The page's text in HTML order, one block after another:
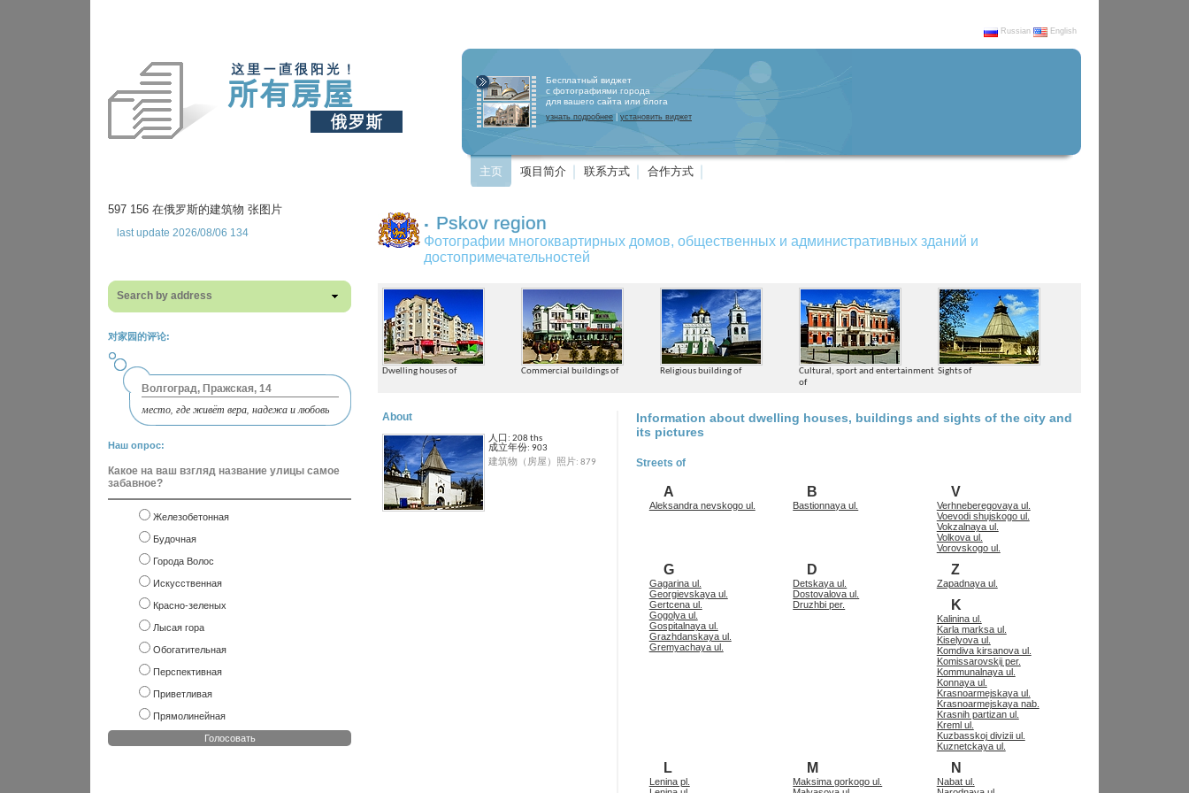
Russian English
Бесплатный виджет
с фотографиями города
для вашего сайта или блога
узнать подробнее установить виджет
主页 项目简介 联系方式 合作方式
597 156 在俄罗斯的建筑物 张图片
last update 2026/08/06 134
Search by address
对家园的评论:
Волгоград, Пражская, 14
место, где живёт вера, надежа и любовь
Наш опрос:
Какое на ваш взгляд название улицы самое
забавное?
Железобетонная
Будочная
Города Волос
Искусственная
Красно-зеленых
Лысая гора
Обогатительная
Перспективная
Приветливая
Прямолинейная
Голосовать
. Pskov region
Фотографии многоквартирных домов, общественных и административных зданий и
достопримечательностей
Dwelling houses of Commercial buildings of Religious building of
Cultural, sport and entertainment
of
Sights of
About
人口: 208 ths
成立年份: 903
建筑物（房屋）照片: 879
Information about dwelling houses, buildings and sights of the city and
its pictures
Streets of
A
Aleksandra nevskogo ul.
B
Bastionnaya ul.
V
Verhneberegovaya ul.
Voevodi shujskogo ul.
Vokzalnaya ul.
Volkova ul.
Vorovskogo ul.
G
Gagarina ul.
Georgievskaya ul.
Gertcena ul.
Gogolya ul.
Gospitalnaya ul.
Grazhdanskaya ul.
Gremyachaya ul.
D
Detskaya ul.
Dostovalova ul.
Druzhbi per.
Z
Zapadnaya ul.
K
Kalinina ul.
Karla marksa ul.
Kiselyova ul.
Komdiva kirsanova ul.
Komissarovskij per.
Kommunalnaya ul.
Konnaya ul.
Krasnoarmejskaya ul.
Krasnoarmejskaya nab.
Krasnih partizan ul.
Kreml ul.
Kuzbasskoj divizii ul.
Kuznetckaya ul.
L
Lenina pl.
M
Maksima gorkogo ul.
N
Nabat ul.